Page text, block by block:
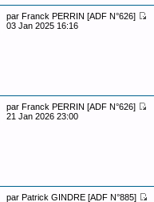
parFranck PERRIN [ADF N°626]
03 Jan 2025 16:16
parFranck PERRIN [ADF N°626]
21 Jan 2026 23:00
parPatrick GINDRE [ADF N°885]